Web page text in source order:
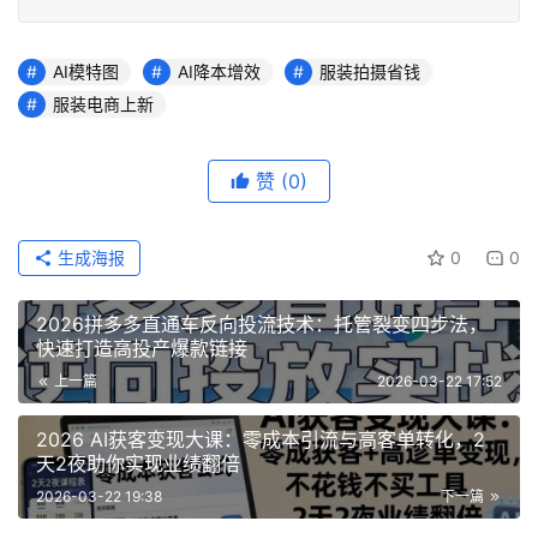
AI模特图 AI降本增效
服装拍摄省钱
服装电商上新
赞 (0)
0 0
生成海报
2026拼多多直通车反向投流技术：托管裂变四步法，
快速打造高投产爆款链接
上一篇 2026-03-22 17:52
2026 AI获客变现大课：零成本引流与高客单转化，2
天2夜助你实现业绩翻倍
下一篇
2026-03-22 19:38